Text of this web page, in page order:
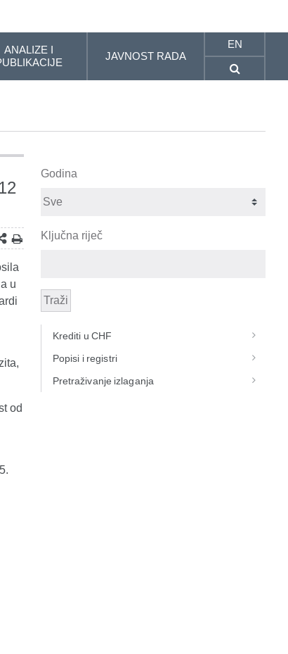
ANALIZE I
JAVNOST RADA
EN
u
od
Godina
Ključna riječ
Traži
Krediti u CHF
Popisi i registri
Pretraživanje izlaganja